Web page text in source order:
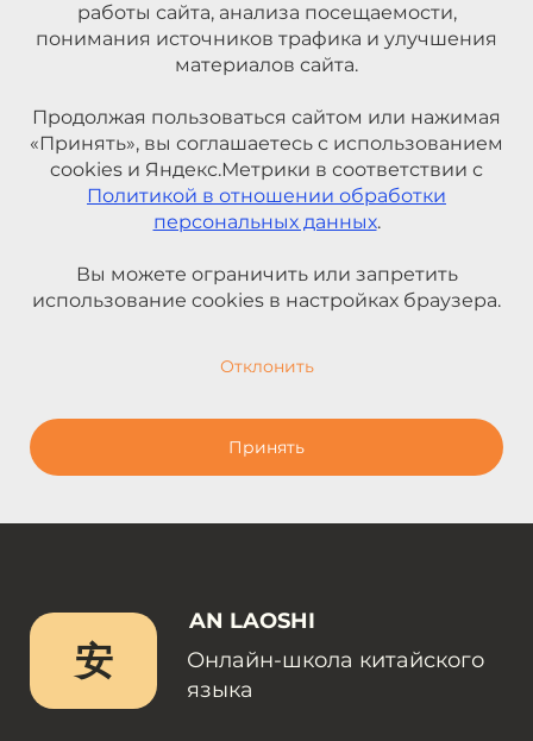
работы сайта, анализа посещаемости,
понимания источников трафика и улучшения
материалов сайта.
Продолжая пользоваться сайтом или нажимая
«Принять», вы соглашаетесь с использованием
cookies и Яндекс.Метрики в соответствии с
Политикой в отношении обработки
персональных данных.
Вы можете ограничить или запретить
использование cookies в настройках браузера.
Отклонить
Принять
安
AN LAOSHI
Онлайн-школа китайского
языка